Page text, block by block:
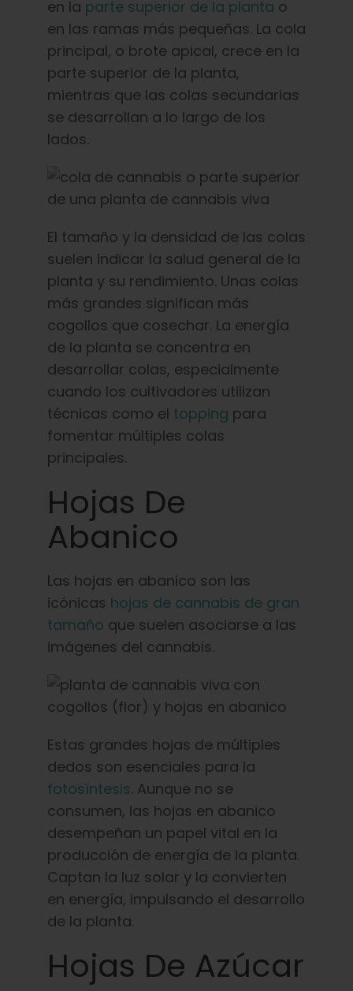
en la parte superior de la planta o
en las ramas más pequeñas. La cola
principal, o brote apical, crece en la
parte superior de la planta,
mientras que las colas secundarias
se desarrollan a lo largo de los
lados.
El tamaño y la densidad de las colas
suelen indicar la salud general de la
planta y su rendimiento. Unas colas
más grandes significan más
cogollos que cosechar. La energía
de la planta se concentra en
desarrollar colas, especialmente
cuando los cultivadores utilizan
técnicas como el topping para
fomentar múltiples colas
principales.
Hojas De
Abanico
Las hojas en abanico son las
icónicas hojas de cannabis de gran
tamaño que suelen asociarse a las
imágenes del cannabis.
Estas grandes hojas de múltiples
dedos son esenciales para la
fotosíntesis. Aunque no se
consumen, las hojas en abanico
desempeñan un papel vital en la
producción de energía de la planta.
Captan la luz solar y la convierten
en energía, impulsando el desarrollo
de la planta.
Hojas De Azúcar